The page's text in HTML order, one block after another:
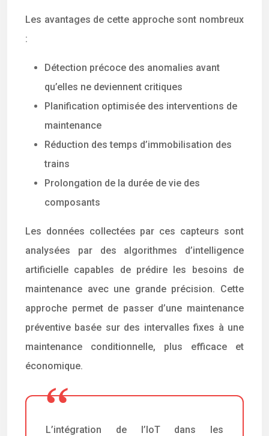
Les avantages de cette approche sont nombreux
:
Détection précoce des anomalies avant
qu’elles ne deviennent critiques
Planification optimisée des interventions de
maintenance
Réduction des temps d’immobilisation des
trains
Prolongation de la durée de vie des
composants
Les données collectées par ces capteurs sont
analysées par des algorithmes d’intelligence
artificielle capables de prédire les besoins de
maintenance avec une grande précision. Cette
approche permet de passer d’une maintenance
préventive basée sur des intervalles fixes à une
maintenance conditionnelle, plus efficace et
économique.
L’intégration de l’IoT dans les